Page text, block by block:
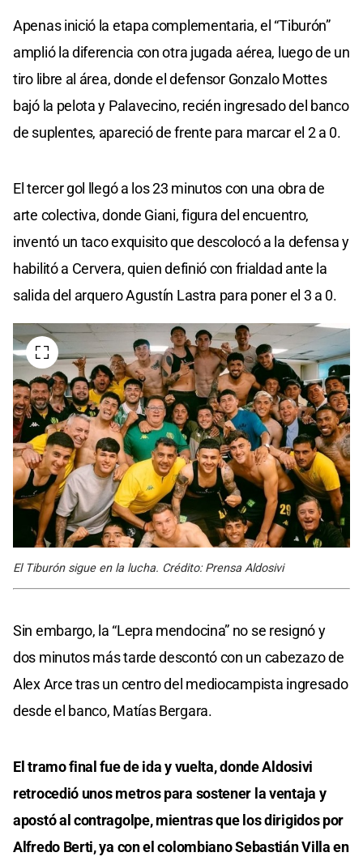
Apenas inició la etapa complementaria, el “Tiburón”
amplió la diferencia con otra jugada aérea, luego de un
tiro libre al área, donde el defensor Gonzalo Mottes
bajó la pelota y Palavecino, recién ingresado del banco
de suplentes, apareció de frente para marcar el 2 a 0.
El tercer gol llegó a los 23 minutos con una obra de
arte colectiva, donde Giani, figura del encuentro,
inventó un taco exquisito que descolocó a la defensa y
habilitó a Cervera, quien definió con frialdad ante la
salida del arquero Agustín Lastra para poner el 3 a 0.
El Tiburón sigue en la lucha. Crédito: Prensa Aldosivi
Sin embargo, la “Lepra mendocina” no se resignó y
dos minutos más tarde descontó con un cabezazo de
Alex Arce tras un centro del mediocampista ingresado
desde el banco, Matías Bergara.
El tramo final fue de ida y vuelta, donde Aldosivi
retrocedió unos metros para sostener la ventaja y
apostó al contragolpe, mientras que los dirigidos por
Alfredo Berti, ya con el colombiano Sebastián Villa en